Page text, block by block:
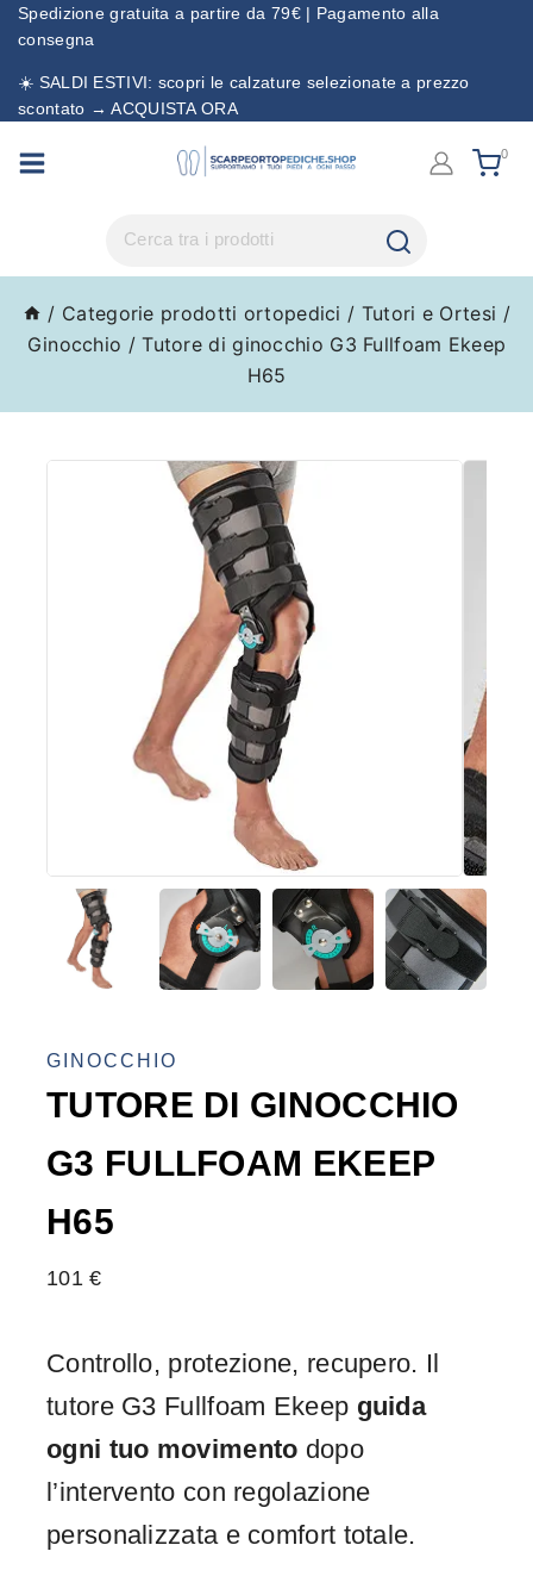
Spedizione gratuita a partire da 79€ | Pagamento alla
consegna
☀️ SALDI ESTIVI: scopri le calzature selezionate a prezzo
scontato → ACQUISTA ORA
0
/ Categorie prodotti ortopedici / Tutori e Ortesi /
Ginocchio / Tutore di ginocchio G3 Fullfoam Ekeep
H65
GINOCCHIO
TUTORE DI GINOCCHIO
G3 FULLFOAM EKEEP
H65
101€
Controllo, protezione, recupero. Il
tutore G3 Fullfoam Ekeep guida
ogni tuo movimento dopo
l’intervento con regolazione
personalizzata e comfort totale.